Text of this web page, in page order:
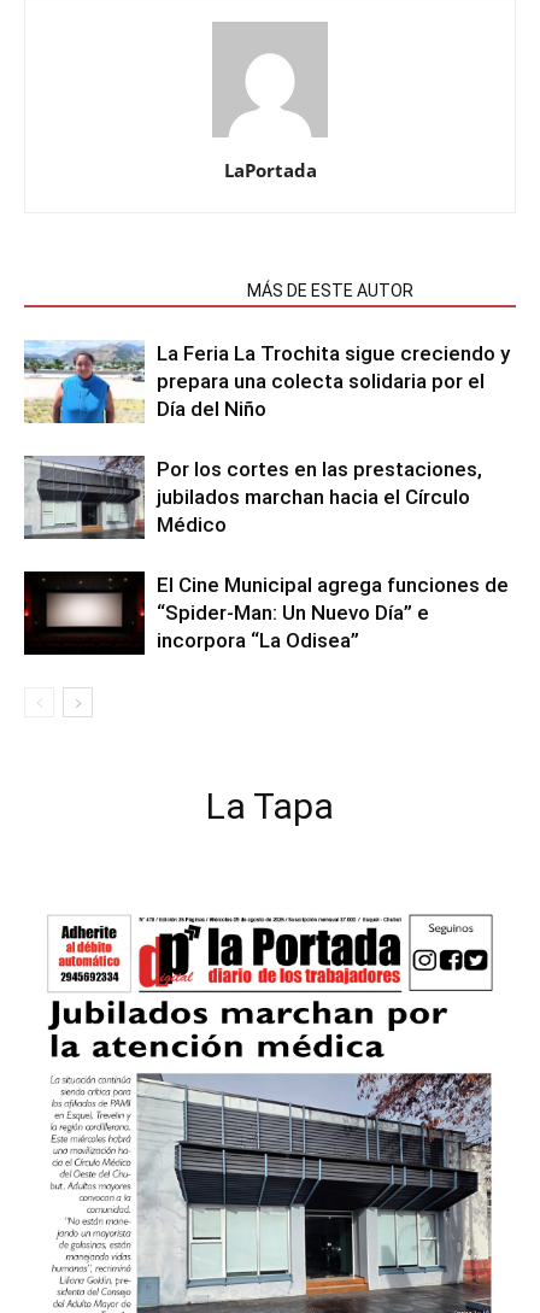
LaPortada
MÁS DE ESTE AUTOR
La Feria La Trochita sigue creciendo y
prepara una colecta solidaria por el
Día del Niño
Por los cortes en las prestaciones,
jubilados marchan hacia el Círculo
Médico
El Cine Municipal agrega funciones de
“Spider-Man: Un Nuevo Día” e
incorpora “La Odisea”
La Tapa